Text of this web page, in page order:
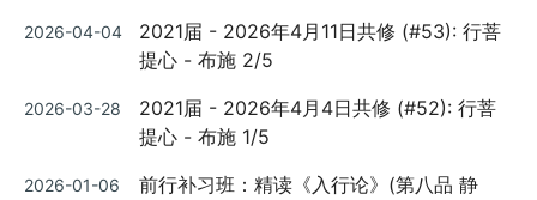
Posted
2026-04-04
2021届 - 2026年4月11日共修 (#53): 行菩
提心 - 布施 2/5
Posted
2026-03-28
2021届 - 2026年4月4日共修 (#52): 行菩
提心 - 布施 1/5
Posted
2026-01-06
前行补习班：精读《入行论》(第八品 静